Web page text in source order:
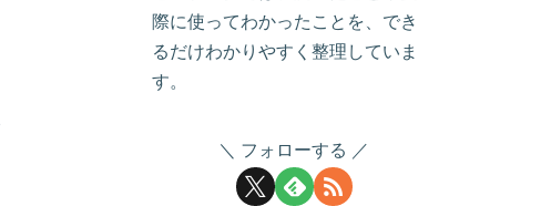
際に使ってわかったことを、でき
るだけわかりやすく整理していま
す。
フォローする